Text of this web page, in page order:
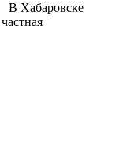
В Хабаровске